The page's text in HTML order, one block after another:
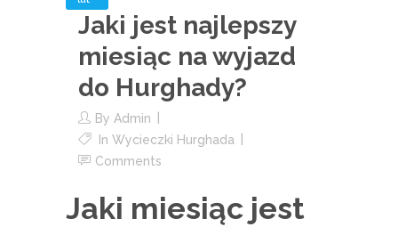
Jaki jest najlepszy
miesiąc na wyjazd
do Hurghady?
By Admin
In Wycieczki Hurghada
Comments
Jaki miesiąc jest